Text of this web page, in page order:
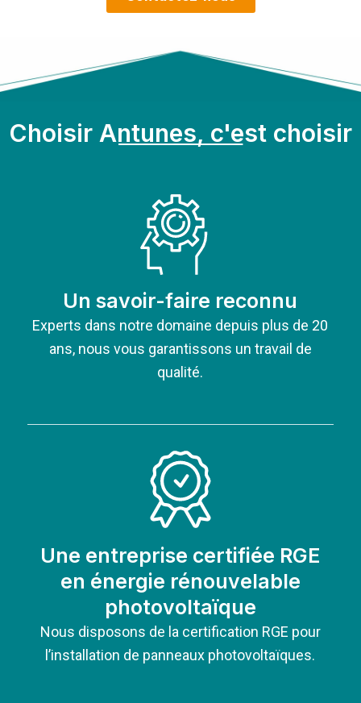
Choisir Antunes, c'est choisir
Un savoir-faire reconnu
Experts dans notre domaine depuis plus de 20
ans, nous vous garantissons un travail de
qualité.
Une entreprise certifiée RGE
en énergie rénouvelable
photovoltaïque
Nous disposons de la certification RGE pour
l’installation de panneaux photovoltaïques.